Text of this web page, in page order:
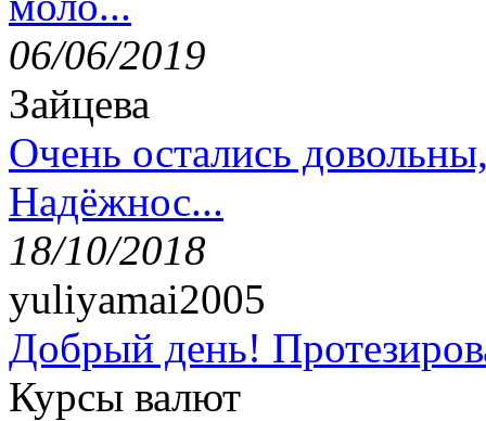
06/06/2019
Зайцева
Очень остались
Надёжнос...
18/10/2018
yuliyamai2005
Добрый день!
Курсы валют